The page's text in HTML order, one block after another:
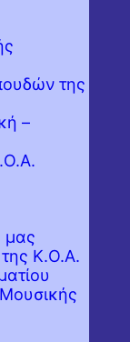
της
–
μας
Κ.Ο.Α.
αρμόδιων
του
με
φορείς –
να